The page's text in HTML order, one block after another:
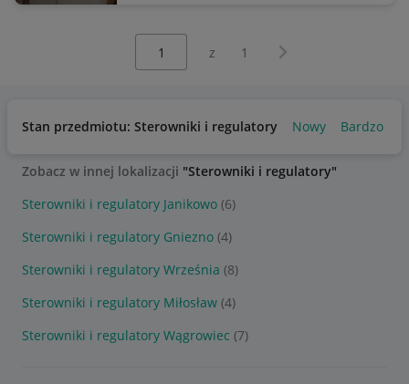
z 1 Następna strona
Stan przedmiotu: Sterowniki i regulatory Nowy Bardzo
Zobacz w innej lokalizacji "Sterowniki i regulatory"
Sterowniki i regulatory Janikowo (6)
Sterowniki i regulatory Gniezno (4)
Sterowniki i regulatory Września (8)
Sterowniki i regulatory Miłosław (4)
Sterowniki i regulatory Wągrowiec (7)